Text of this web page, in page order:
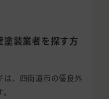
装業者を探す方
は、四街道市の優良外